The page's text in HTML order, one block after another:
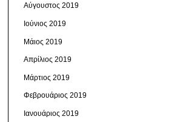
Αύγουστος 2019
Ιούνιος 2019
Μάιος 2019
Απρίλιος 2019
Μάρτιος 2019
Φεβρουάριος 2019
Ιανουάριος 2019